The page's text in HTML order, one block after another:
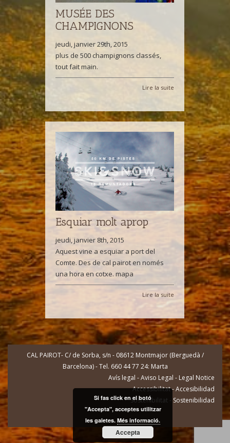
MUSÉE DES
CHAMPIGNONS
jeudi, janvier 29th, 2015
plus de 500 champignons classés,
tout fait main.
Lire la suite
Esquiar molt aprop
jeudi, janvier 8th, 2015
Aquest vine a esquiar a port del
Comte. Des de cal pairot en només
una hora en cotxe. mapa
Lire la suite
CAL PAIROT- C/ de Sorba, s/n - 08612 Montmajor (Berguedà /
Barcelona) - Tel. 660 44 77 24: Marta
Avís legal - Aviso Legal - Legal Notice
Accessibilitat - Accesibilidad
Sostenibilitat - Sostenibilidad
Si fas click en el botó
"Accepta", acceptes utilitzar
les galetes. Més informació.
Accepta